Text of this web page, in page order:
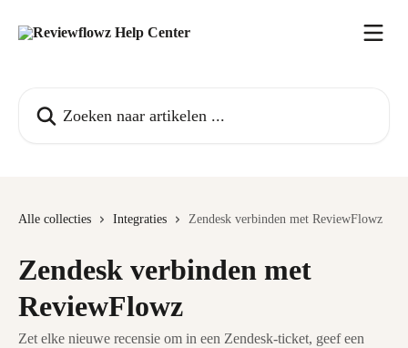
Alle collecties Integraties Zendesk verbinden met ReviewFlowz
Zendesk verbinden met
ReviewFlowz
Zet elke nieuwe recensie om in een Zendesk-ticket, geef een